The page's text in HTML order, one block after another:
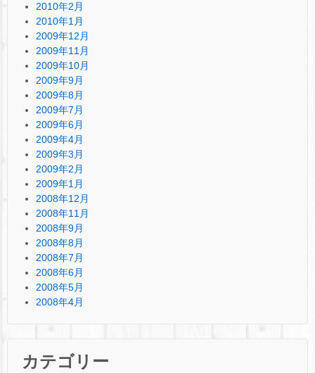
2010年2月
2010年1月
2009年12月
2009年11月
2009年10月
2009年9月
2009年8月
2009年7月
2009年6月
2009年4月
2009年3月
2009年2月
2009年1月
2008年12月
2008年11月
2008年9月
2008年8月
2008年7月
2008年6月
2008年5月
2008年4月
カテゴリー